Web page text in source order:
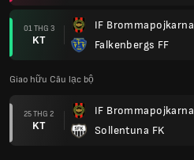
01 THG 3
KT
IF Brommapojkarna
Falkenbergs FF
Giao hữu Câu lạc bộ
25 THG 2
KT
IF Brommapojkarna
Sollentuna FK